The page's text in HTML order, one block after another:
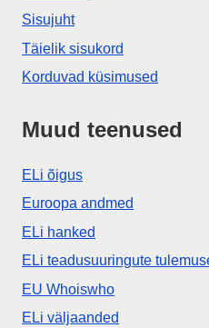
Sisujuht
Täielik sisukord
Korduvad küsimused
Muud teenused
ELi õigus
Euroopa andmed
ELi hanked
ELi teadusuuringute
EU Whoiswho
ELi väljaanded